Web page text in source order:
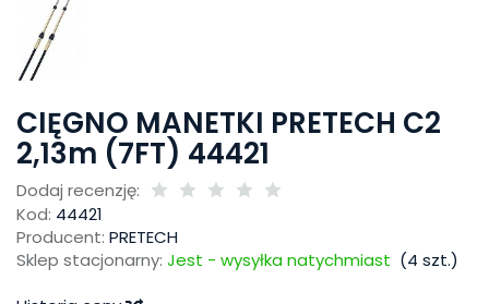
CIĘGNO MANETKI PRETECH C2
2,13m (7FT) 44421
Dodaj recenzję:
Kod: 44421
Producent: PRETECH
Sklep stacjonarny: Jest - wysyłka natychmiast (4 szt.)